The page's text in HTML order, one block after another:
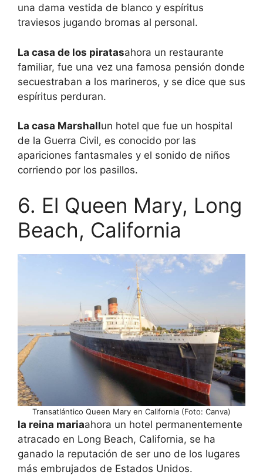
una dama vestida de blanco y espíritus
traviesos jugando bromas al personal.
La casa de los piratasahora un restaurante
familiar, fue una vez una famosa pensión donde
secuestraban a los marineros, y se dice que sus
espíritus perduran.
La casa Marshallun hotel que fue un hospital
de la Guerra Civil, es conocido por las
apariciones fantasmales y el sonido de niños
corriendo por los pasillos.
6. El Queen Mary, Long
Beach, California
Transatlántico Queen Mary en California (Foto: Canva)
la reina mariaahora un hotel permanentemente
atracado en Long Beach, California, se ha
ganado la reputación de ser uno de los lugares
más embrujados de Estados Unidos.